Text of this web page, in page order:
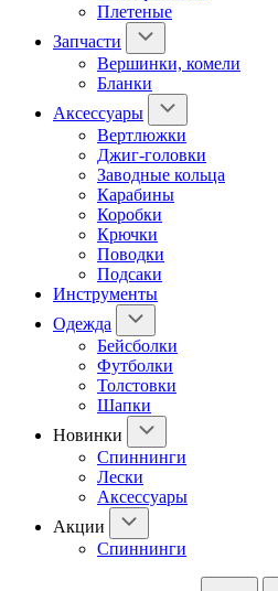
Плетеные
Запчасти
Вершинки, комели
Бланки
Аксессуары
Вертлюжки
Джиг-головки
Заводные кольца
Карабины
Коробки
Крючки
Поводки
Подсаки
Инструменты
Одежда
Бейсболки
Футболки
Толстовки
Шапки
Новинки
Спиннинги
Лески
Аксессуары
Акции
Спиннинги